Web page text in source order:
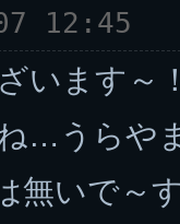
12:45
います～
…うらや
無いで～